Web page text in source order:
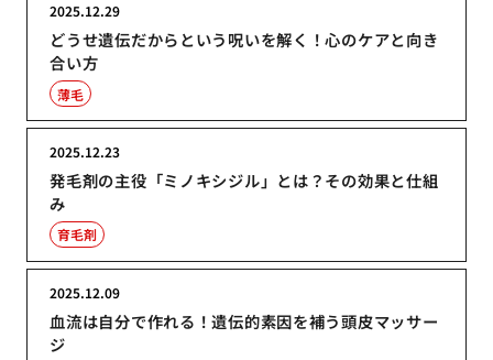
どうせ遺伝だからという呪いを解く！心のケアと向き
合い方
2025.12.29
薄毛
発毛剤の主役「ミノキシジル」とは？その効果と仕組
み
2025.12.23
育毛剤
血流は自分で作れる！遺伝的素因を補う頭皮マッサー
ジ
2025.12.09